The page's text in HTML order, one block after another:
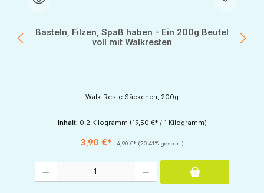
Basteln, Filzen, Spaß haben - Ein 200g Beutel
voll mit Walkresten
Walk-Reste Säckchen, 200g
Inhalt: 0.2 Kilogramm (19,50 €* / 1 Kilogramm)
3,90 €* 4,90 €* (20.41% gespart)